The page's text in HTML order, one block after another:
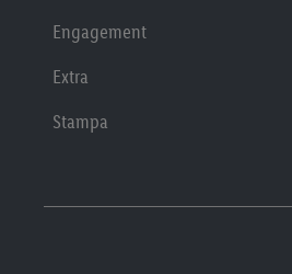
Engagement
Extra
Stampa